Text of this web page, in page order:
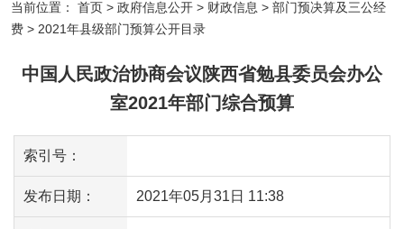
当前位置： 首页 > 政府信息公开 > 财政信息 > 部门预决算及三公经
费 > 2021年县级部门预算公开目录
中国人民政治协商会议陕西省勉县委员会办公
室2021年部门综合预算
索引号：
发布日期： 2021年05月31日 11:38